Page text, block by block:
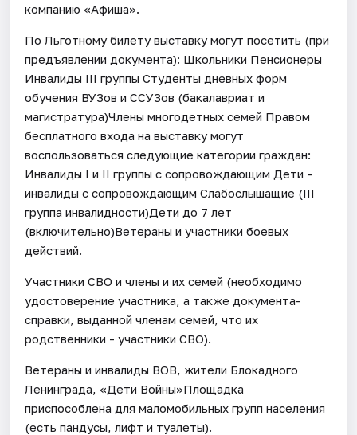
компанию «Афиша».
По Льготному билету выставку могут посетить (при
предъявлении документа): Школьники Пенсионеры
Инвалиды III группы Студенты дневных форм
обучения ВУЗов и ССУЗов (бакалавриат и
магистратура)Члены многодетных семей Правом
бесплатного входа на выставку могут
воспользоваться следующие категории граждан:
Инвалиды I и II группы с сопровождающим Дети -
инвалиды с сопровождающим Слабослышащие (III
группа инвалидности)Дети до 7 лет
(включительно)Ветераны и участники боевых
действий.
Участники СВО и члены и их семей (необходимо
удостоверение участника, а также документа-
справки, выданной членам семей, что их
родственники - участники СВО).
Ветераны и инвалиды ВОВ, жители Блокадного
Ленинграда, «Дети Войны»Площадка
приспособлена для маломобильных групп населения
(есть пандусы, лифт и туалеты).